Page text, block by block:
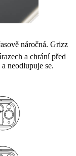
náročná. Grizz
a chrání před
neodlupuje se.